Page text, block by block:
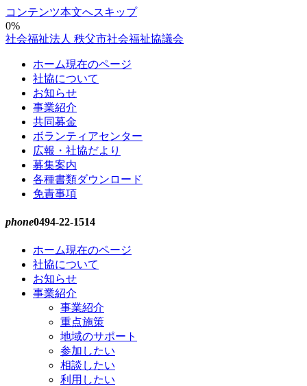
コンテンツ本文へスキップ
0%
社会福祉法人 秩父市社会福祉協議会
ホーム現在のページ
社協について
お知らせ
事業紹介
共同募金
ボランティアセンター
広報・社協だより
募集案内
各種書類ダウンロード
免責事項
phone0494-22-1514
ホーム現在のページ
社協について
お知らせ
事業紹介
事業紹介
重点施策
地域のサポート
参加したい
相談したい
利用したい